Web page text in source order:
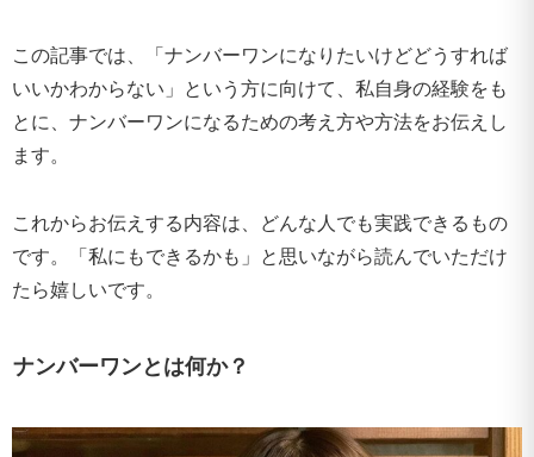
この記事では、「ナンバーワンになりたいけどどうすれば
いいかわからない」という方に向けて、私自身の経験をも
とに、ナンバーワンになるための考え方や方法をお伝えし
ます。
これからお伝えする内容は、どんな人でも実践できるもの
です。「私にもできるかも」と思いながら読んでいただけ
たら嬉しいです。
ナンバーワンとは何か？